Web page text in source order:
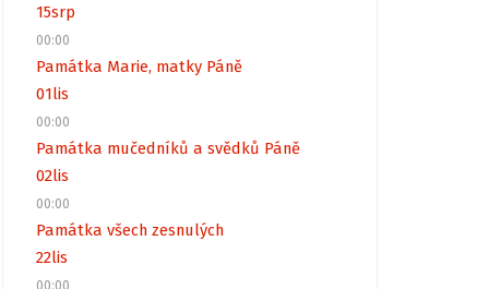
15srp
00:00
Památka Marie, matky Páně
01lis
00:00
Památka mučedníků a svědků Páně
02lis
00:00
Památka všech zesnulých
22lis
00:00